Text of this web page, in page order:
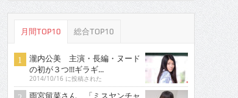
月間TOP10 総合TOP10
瀧内公美 主演・長編・ヌード
の初が３つ!!!ギラギ...
2014/10/16 に投稿された
雨宮留菜さん 「ミスヤンチャ